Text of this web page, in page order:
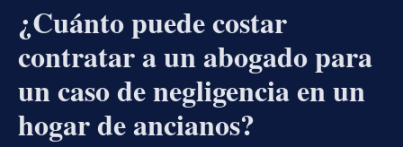
¿Cuánto puede costar
contratar a un abogado para
un caso de negligencia en un
hogar de ancianos?